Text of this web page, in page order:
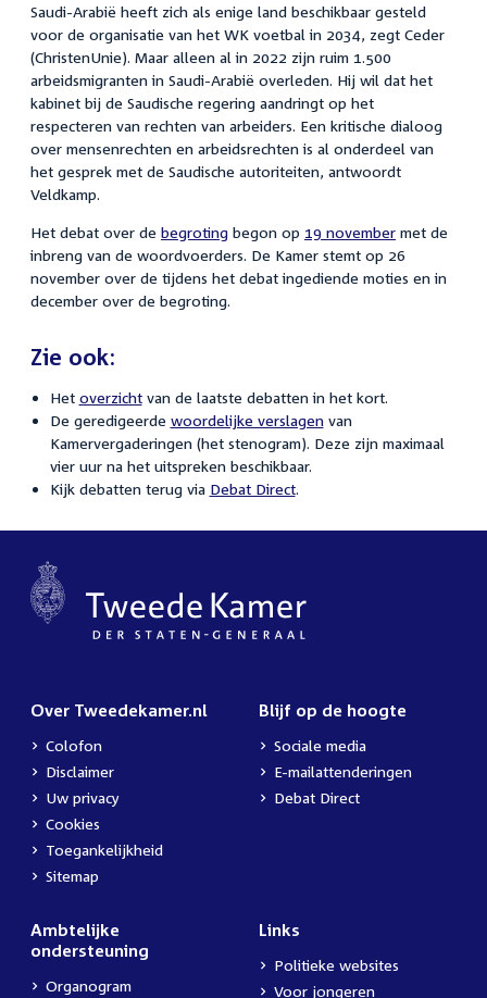
Saudi-Arabië heeft zich als enige land beschikbaar gesteld
voor de organisatie van het WK voetbal in 2034, zegt Ceder
(ChristenUnie). Maar alleen al in 2022 zijn ruim 1.500
arbeidsmigranten in Saudi-Arabië overleden. Hij wil dat het
kabinet bij de Saudische regering aandringt op het
respecteren van rechten van arbeiders. Een kritische dialoog
over mensenrechten en arbeidsrechten is al onderdeel van
het gesprek met de Saudische autoriteiten, antwoordt
Veldkamp.
Het debat over de begroting begon op 19 november met de
inbreng van de woordvoerders. De Kamer stemt op 26
november over de tijdens het debat ingediende moties en in
december over de begroting.
Zie ook:
Het overzichtvan de laatste debatten in het kort.
De geredigeerde woordelijke verslagenvan
Kamervergaderingen (het stenogram). Deze zijn maximaal
vier uur na het uitspreken beschikbaar.
Kijk debatten terug via Debat Direct.
Over Tweedekamer.nl
Colofon
Disclaimer
Uw privacy
Cookies
Toegankelijkheid
Sitemap
Blijf op de hoogte
Sociale media
E-mailattenderingen
Debat Direct
Ambtelijke
ondersteuning
Organogram
Links
Politieke websites
Voor jongeren